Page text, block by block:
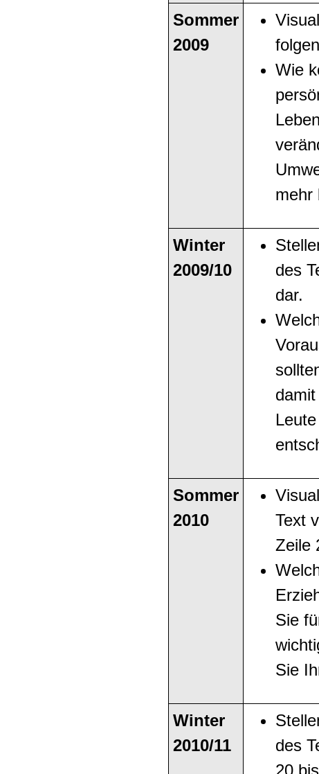
Sommer
2009
Wie
mehr
Winter
2009/10
des
dar.
Sommer
2010
Text
Zeile
Sie
Sie
Winter
2010/11
des
20